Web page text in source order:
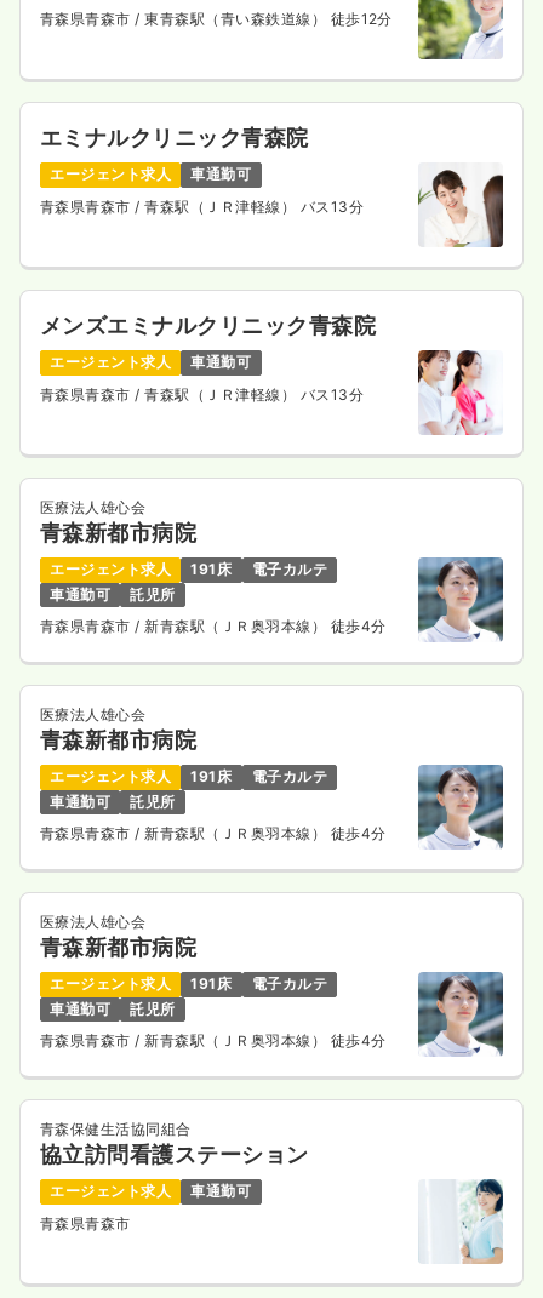
青森県青森市 / 東青森駅（青い森鉄道線） 徒歩12分
エミナルクリニック青森院
エージェント求人
車通勤可
青森県青森市 / 青森駅（ＪＲ津軽線） バス13分
メンズエミナルクリニック青森院
エージェント求人
車通勤可
青森県青森市 / 青森駅（ＪＲ津軽線） バス13分
医療法人雄心会
青森新都市病院
エージェント求人 191床
電子カルテ
車通勤可
託児所
青森県青森市/ 新青森駅（ＪＲ奥羽本線） 徒歩4分
医療法人雄心会
青森新都市病院
エージェント求人 191床
電子カルテ
車通勤可
託児所
青森県青森市/ 新青森駅（ＪＲ奥羽本線） 徒歩4分
医療法人雄心会
青森新都市病院
エージェント求人 191床
電子カルテ
車通勤可
託児所
青森県青森市/ 新青森駅（ＪＲ奥羽本線） 徒歩4分
青森保健生活協同組合
協立訪問看護ステーション
エージェント求人
車通勤可
青森県青森市